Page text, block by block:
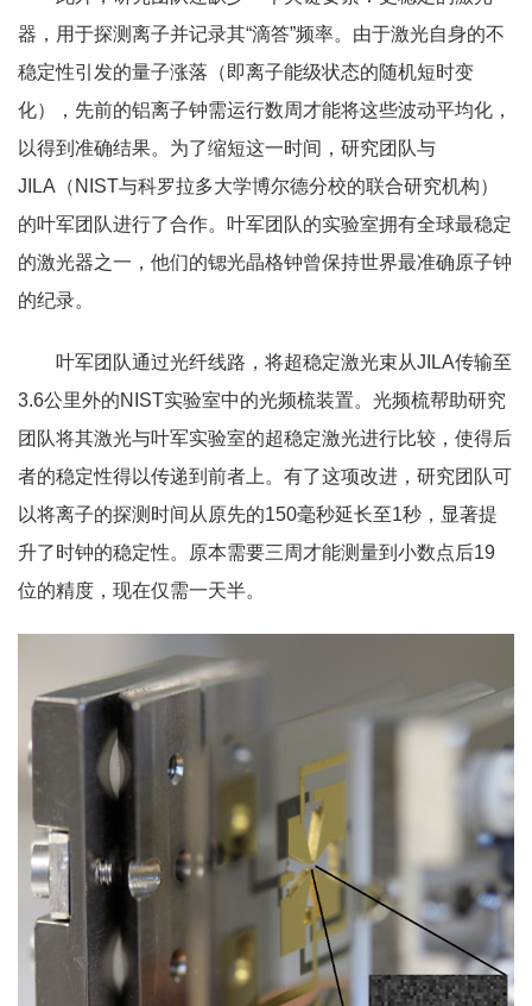
器，用于探测离子并记录其“滴答”频率。由于激光自身的不
稳定性引发的量子涨落（即离子能级状态的随机短时变
化），先前的铝离子钟需运行数周才能将这些波动平均化，
以得到准确结果。为了缩短这一时间，研究团队与
JILA（NIST与科罗拉多大学博尔德分校的联合研究机构）
的叶军团队进行了合作。叶军团队的实验室拥有全球最稳定
的激光器之一，他们的锶光晶格钟曾保持世界最准确原子钟
的纪录。
叶军团队通过光纤线路，将超稳定激光束从JILA传输至
3.6公里外的NIST实验室中的光频梳装置。光频梳帮助研究
团队将其激光与叶军实验室的超稳定激光进行比较，使得后
者的稳定性得以传递到前者上。有了这项改进，研究团队可
以将离子的探测时间从原先的150毫秒延长至1秒，显著提
升了时钟的稳定性。原本需要三周才能测量到小数点后19
位的精度，现在仅需一天半。